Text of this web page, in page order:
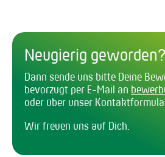
Neugierig geworden?
Dann sende uns bitte Deine
bevorzugt per E-Mail an
oder über unser
Wir freuen uns auf Dich.